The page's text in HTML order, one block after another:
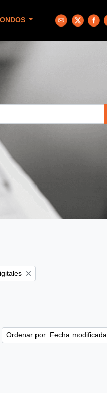
Ordenar por: Fecha modificada